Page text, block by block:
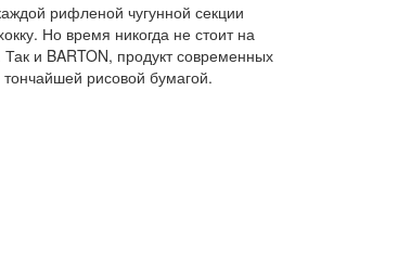
рифленой чугунной секции
Но время никогда не стоит на
и BARTON, продукт современных
рисовой бумагой.